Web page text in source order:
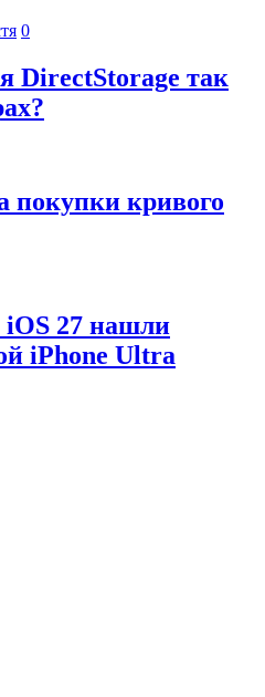
0
DirectStorage так
покупки кривого
iOS 27 нашли
iPhone Ultra